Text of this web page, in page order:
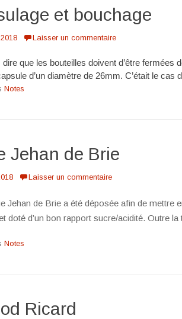
et bouchage
Laisser un commentaire
dire que les bouteilles doivent d’être
d’un diamètre de 26mm. C’était le
Notes
Jehan de Brie
Laisser un commentaire
Jehan de Brie a été déposée afin de mettre
doté d’un bon rapport sucre/acidité. Outre
Notes
Ricard